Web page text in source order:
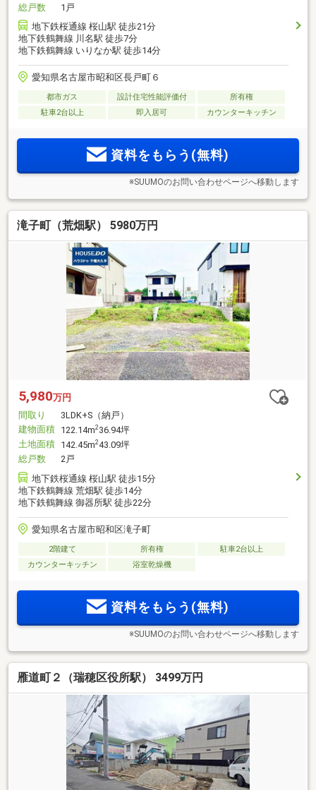
総戸数
1戸
地下鉄桜通線 桜山駅 徒歩21分
地下鉄鶴舞線 川名駅 徒歩7分
地下鉄鶴舞線 いりなか駅 徒歩14分
愛知県名古屋市昭和区長戸町６
都市ガス 設計住宅性能評価付
所有権
駐車2台以上
即入居可 カウンターキッチン
資料をもらう(無料)
※SUUMOのお問い合わせページへ移動します
滝子町（荒畑駅） 5980万円
5,980万円
間取り
3LDK+S（納戸）
建物面積 122.14m236.94坪
土地面積 142.45m243.09坪
総戸数
2戸
地下鉄桜通線 桜山駅 徒歩15分
地下鉄鶴舞線 荒畑駅 徒歩14分
地下鉄鶴舞線 御器所駅 徒歩22分
愛知県名古屋市昭和区滝子町
2階建て 所有権
駐車2台以上
カウンターキッチン
浴室乾燥機
資料をもらう(無料)
※SUUMOのお問い合わせページへ移動します
雁道町２（瑞穂区役所駅） 3499万円